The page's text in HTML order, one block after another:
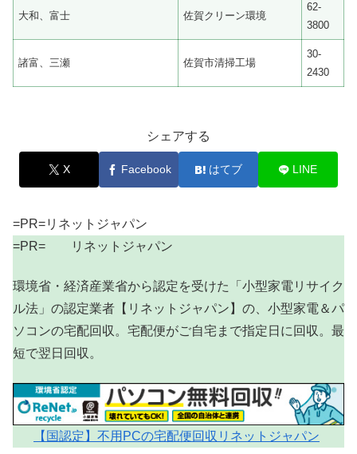
大和、富士 佐賀クリーン環境
62-
3800
諸富、三瀬 佐賀市清掃工場
30-
2430
シェアする
X Facebook はてブ LINE
=PR=リネットジャパン
=PR= リネットジャパン
環境省・経済産業省から認定を受けた「小型家電リサイク
ル法」の認定業者【リネットジャパン】の、小型家電＆パ
ソコンの宅配回収。宅配便がご自宅まで指定日に回収。最
短で翌日回収。
【国認定】不用PCの宅配便回収リネットジャパン